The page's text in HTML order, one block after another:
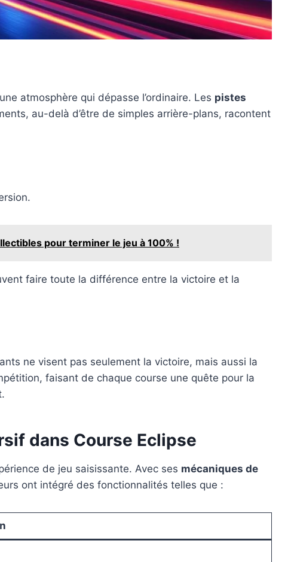
atmosphère qui dépasse l’ordinaire. Les pistes
au-delà d’être de simples arrière-plans, racontent
pour terminer le jeu à 100% !
faire toute la différence entre la victoire et la
ne visent pas seulement la victoire, mais aussi la
faisant de chaque course une quête pour la
dans Course Eclipse
de jeu saisissante. Avec ses mécaniques de
ont intégré des fonctionnalités telles que :